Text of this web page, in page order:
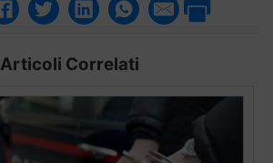
Articoli Correlati